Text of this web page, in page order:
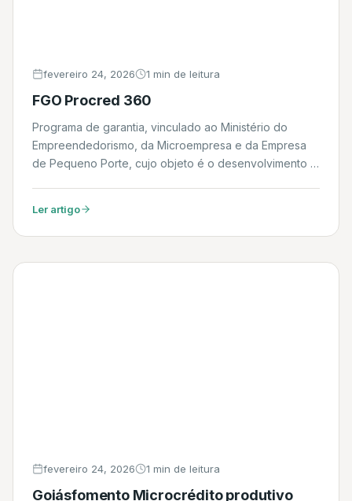
fevereiro 24, 2026 1 min de leitura
FGO Procred 360
Programa de garantia, vinculado ao Ministério do
Empreendedorismo, da Microempresa e da Empresa
de Pequeno Porte, cujo objeto é o desenvolvimento e
Ler artigo
fevereiro 24, 2026 1 min de leitura
Goiásfomento Microcrédito produtivo